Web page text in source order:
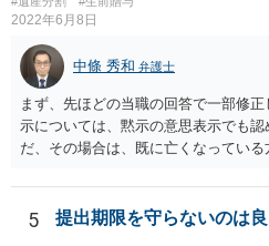
2022年6月8日
中條 秀和 弁護士
まず、先ほどの当職の回答で一部修
示については、黙示の意思表示でも
だ、その場合は、既に亡くなってい
持ち戻し免除の意思表示は書面で明
う結論は変わりません。 誤解を与え
た。 文言については、「〇〇に対す
5 提出期限を守らないのは